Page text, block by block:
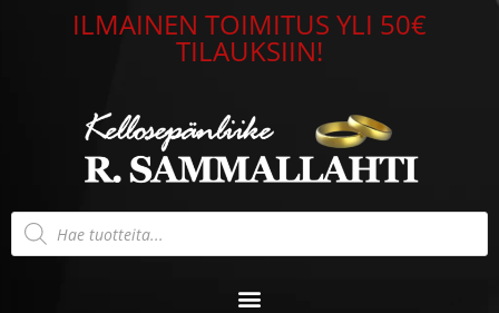
ILMAINEN TOIMITUS YLI 50€
TILAUKSIIN!
Products
search